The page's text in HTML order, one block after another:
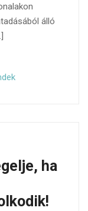
álló
ha